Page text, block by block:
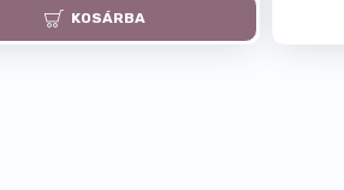
KOSÁRBA